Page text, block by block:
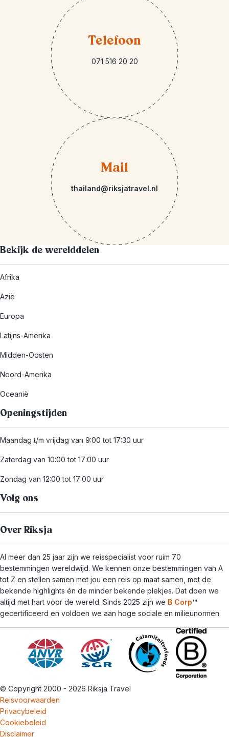
Telefoon
071 516 20 20
Mail
thailand@riksjatravel.nl
Bekijk de werelddelen
Afrika
Azië
Europa
Latijns-Amerika
Midden-Oosten
Noord-Amerika
Oceanië
Openingstijden
Maandag t/m vrijdag van 9:00 tot 17:30 uur
Zaterdag van 10:00 tot 17:00 uur
Zondag van 12:00 tot 17:00 uur
Volg ons
Over Riksja
Al meer dan 25 jaar zijn we reisspecialist voor ruim 70
bestemmingen wereldwijd. We kennen onze bestemmingen van A
tot Z en stellen samen met jou een reis op maat samen, met de
bekende highlights én de minder bekende plekjes. Dat doen we
altijd met hart voor de wereld. Sinds 2025 zijn we B Corp™
gecertificeerd en voldoen we aan hoge sociale en milieunormen.
© Copyright 2000 - 2026 Riksja Travel
Reisvoorwaarden
Privacybeleid
Cookiebeleid
Disclaimer